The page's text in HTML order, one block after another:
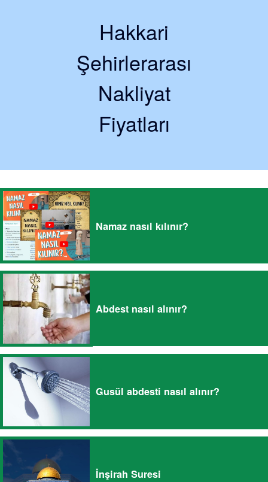
Hakkari
Şehirlerarası
Nakliyat
Fiyatları
Namaz nasıl kılınır?
Abdest nasıl alınır?
Gusül abdesti nasıl alınır?
İnşirah Suresi